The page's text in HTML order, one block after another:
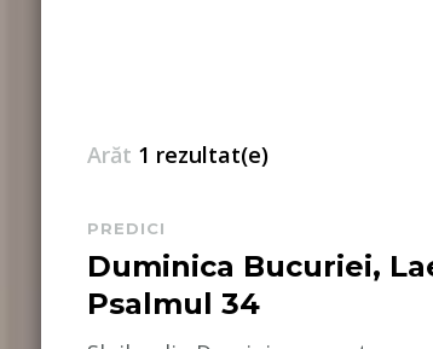
Arăt 1 rezultat(e)
PREDICI
Duminica Bucuriei,
Psalmul 34